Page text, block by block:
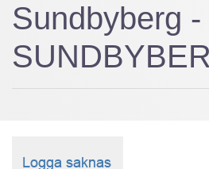
Sundbyberg